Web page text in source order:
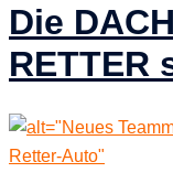
Die
RETTER